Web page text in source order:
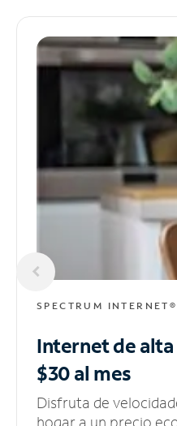
SPECTRUM INTERNET®
Internet de
$30 al mes
Disfruta de
hogar a un precio